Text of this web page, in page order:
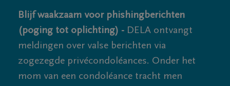
Blijf waakzaam voor phishingberichten
(poging tot oplichting) - DELA ontvangt
meldingen over valse berichten via
zogezegde privécondoléances. Onder het
mom van een condoléance tracht men